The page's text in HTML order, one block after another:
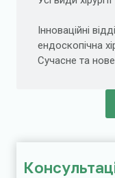
Інноваційні
ендоскопічна
Сучасне та